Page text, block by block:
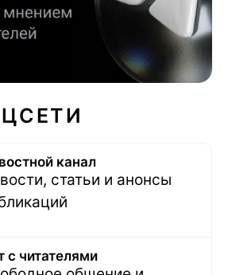
канал
статьи и анонсы
с читателями